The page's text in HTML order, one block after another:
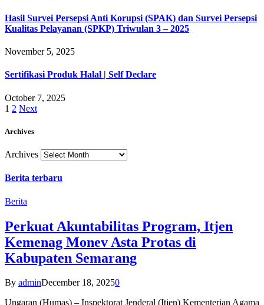
Hasil Survei Persepsi Anti Korupsi (SPAK) dan Survei Persepsi
Kualitas Pelayanan (SPKP) Triwulan 3 – 2025
November 5, 2025
Sertifikasi Produk Halal | Self Declare
October 7, 2025
1 2 Next
Archives
Archives
Berita terbaru
Berita
Perkuat Akuntabilitas Program, Itjen
Kemenag Monev Asta Protas di
Kabupaten Semarang
By adminDecember 18, 20250
Ungaran (Humas) – Inspektorat Jenderal (Itjen) Kementerian Agama